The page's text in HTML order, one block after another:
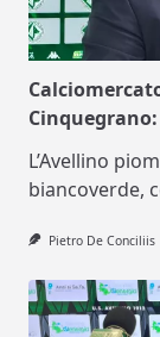
L’Avellino
biancoverde,
Pietro De Conciliis